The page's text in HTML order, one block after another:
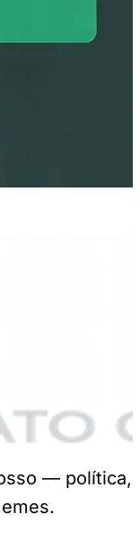
— política,